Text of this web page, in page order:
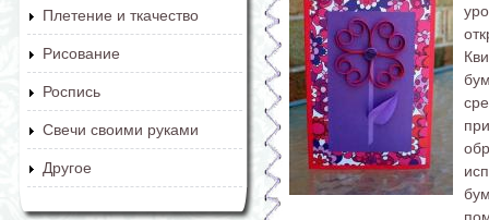
Плетение и ткачество
Рисование
Роспись
Свечи своими руками
Другое